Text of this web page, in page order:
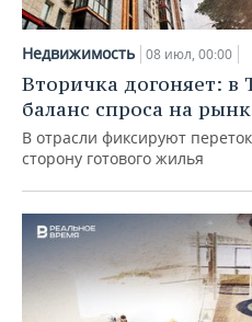
ФИГУРНОЕ КАТАНИЕ
ВОДНЫЕ ВИДЫ СПОРТА
ХОККЕЙ С МЯЧОМ
МЕДИЦИНА
ОБРАЗОВАНИЕ
ПРОИСШЕСТВИЯ
Недвижимость 08 июл, 00:00
Вторичка догоняет: в
баланс спроса на
В отрасли фиксируют
сторону готового жилья